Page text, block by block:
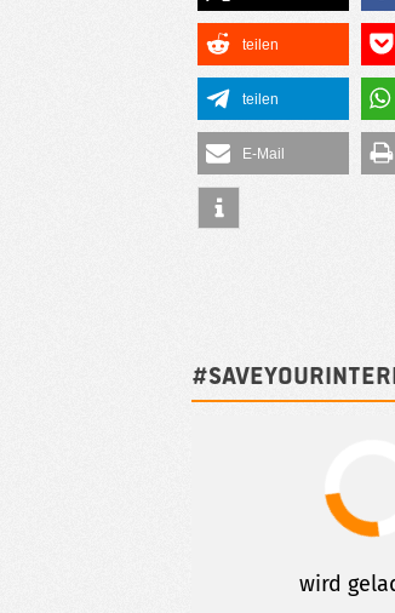
teilen
teilen
E-Mail